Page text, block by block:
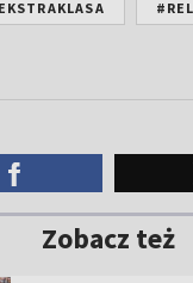
Zobacz też